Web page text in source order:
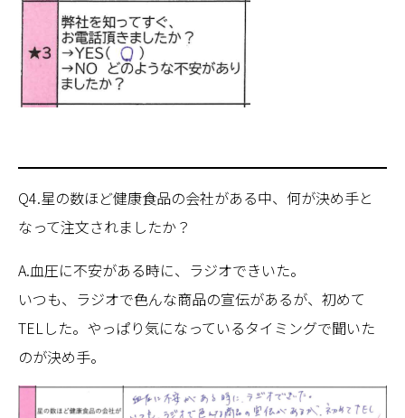
Q4.星の数ほど健康食品の会社がある中、何が決め手と
なって注文されましたか？
A.血圧に不安がある時に、ラジオできいた。
いつも、ラジオで色んな商品の宣伝があるが、初めて
TELした。やっぱり気になっているタイミングで聞いた
のが決め手。